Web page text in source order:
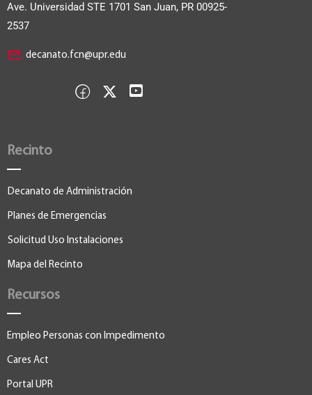
Ave. Universidad STE 1701 San Juan, PR 00925-
2537
decanato.fcn@upr.edu
Recinto
Decanato de Administración
Planes de Emergencias
Solicitud Uso Instalaciones
Mapa del Recinto
Recursos
Empleo Personas con Impedimento
Cares Act
Portal UPR